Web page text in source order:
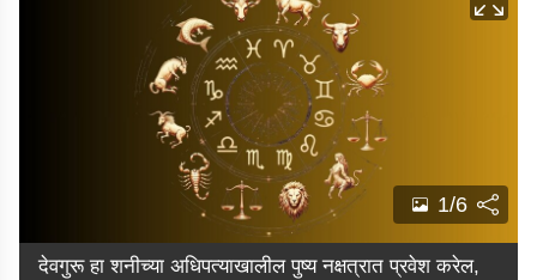
1/6
देवगुरू हा शनीच्या अधिपत्याखालील पुष्य नक्षत्रात प्रवेश करेल,